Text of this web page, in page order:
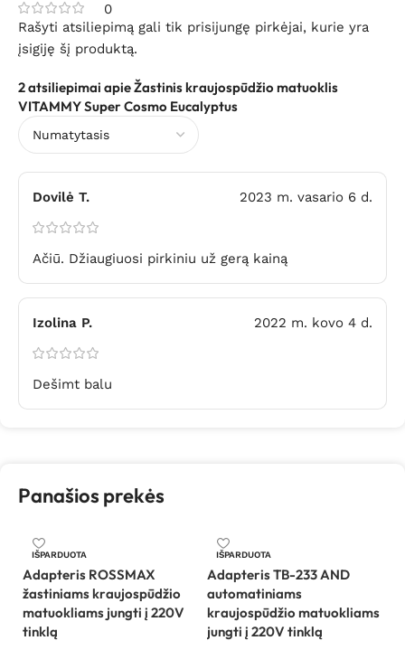
0
2 atsiliepimai apieŽastinis kraujospūdžio matuoklis
VITAMMY Super Cosmo Eucalyptus
Dovilė T. 2023 m. vasario 6 d.
Ačiū. Džiaugiuosi pirkiniu už gerą kainą
Izolina P. 2022 m. kovo 4 d.
Dešimt balu
Rašyti atsiliepimą gali tik prisijungę pirkėjai, kurie yra
įsigiję šį produktą.
Panašios prekės
IŠPARDUOTA
Adapteris ROSSMAX
žastiniams kraujospūdžio
matuokliams jungti į 220V
tinklą
IŠPARDUOTA
Adapteris TB-233 AND
automatiniams
kraujospūdžio matuokliams
jungti į 220V tinklą